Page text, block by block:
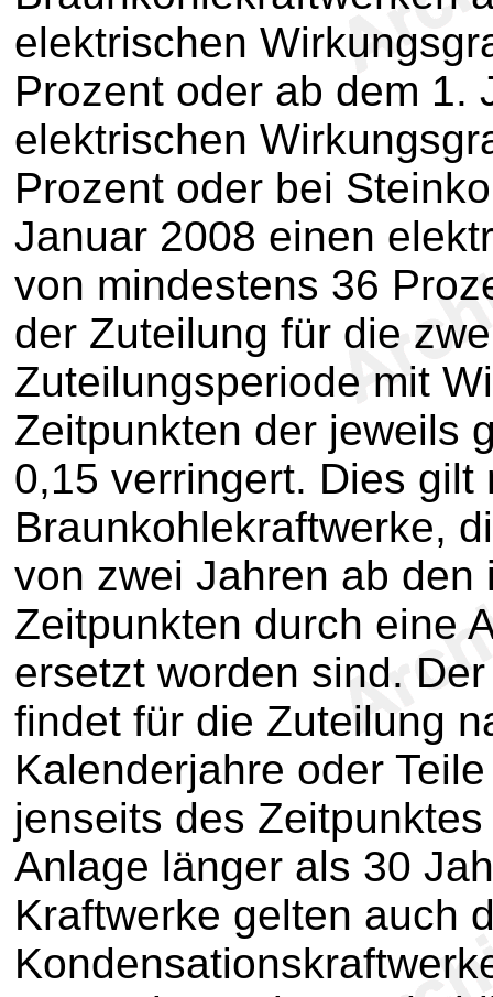
elektrischen
Prozent oder ab dem 1.
elektrischen
Prozent oder bei
Januar 2008 einen
von mindestens 36
der Zuteilung für die
Zuteilungsperiode mit
Zeitpunkten der jeweils
0,15 verringert. Dies gilt
Braunkohlekraftwerke,
von zwei Jahren ab den
Zeitpunkten durch eine
ersetzt worden sind.
findet für die Zuteilung
Kalenderjahre oder
jenseits des
Anlage länger als 30
Kraftwerke gelten auch